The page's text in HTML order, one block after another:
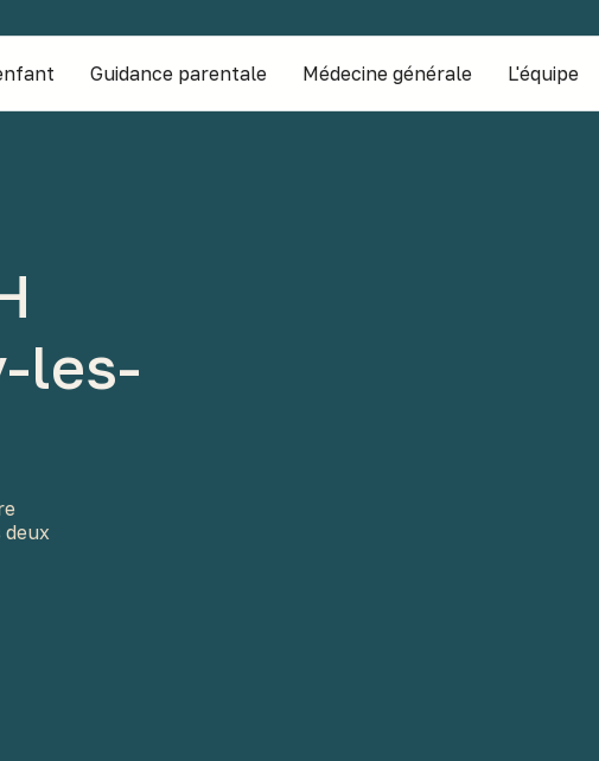
Guidance parentale Médecine générale L'équipe
les-
deux